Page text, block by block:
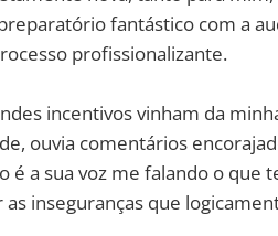
fantástico com a
profissionalizante.
incentivos vinham da
ouvia comentários
é a sua voz me falando o que
as inseguranças que